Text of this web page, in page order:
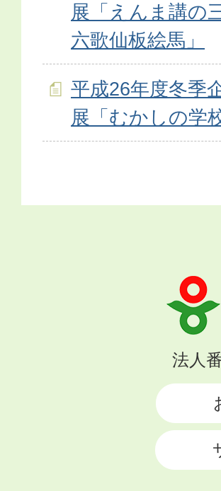
展「えんま講の
六歌仙板絵馬」
平成26年度冬季
展「むかしの学校
葛
城
市
法人